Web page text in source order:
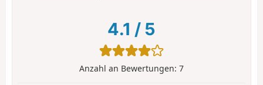
4.1 / 5
Anzahl an Bewertungen: 7